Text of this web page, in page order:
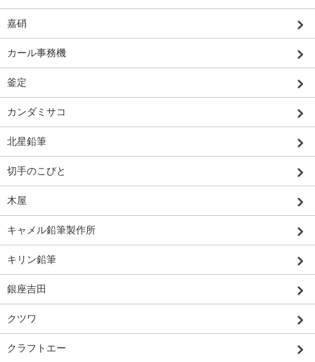
嘉硝
カール事務機
釜定
カンダミサコ
北星鉛筆
切手のこびと
木屋
キャメル鉛筆製作所
キリン鉛筆
銀座吉田
クツワ
クラフトエー